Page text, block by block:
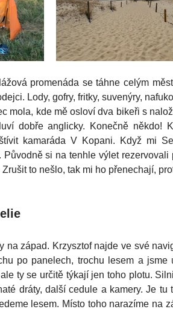
promenáda se táhne celým
Lody, gofry, fritky, suvenýry,
mola, kde mě osloví dva bikeři s
dobře anglicky. Konečně někdo!
kamaráda V Kopani. Když mi
Původně si na tenhle výlet
to nešlo, tak mi ho přenechají,
na západ. Krzysztof najde ve své
po panelech, trochu lesem a
ty se určitě týkají jen toho plotu.
dráty, další cedule a kamery. Je
lesem. Místo toho narazíme na